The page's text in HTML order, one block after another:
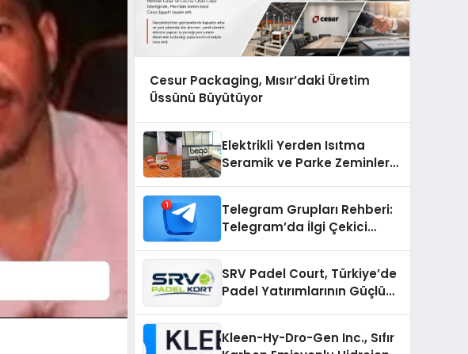
Cesur Packaging, Mısır’daki Üretim
Üssünü Büyütüyor
Elektrikli Yerden Isıtma
Seramik ve Parke Zeminler
Telegram Grupları Rehberi:
Telegram’da İlgi Çekici
SRV Padel Court, Türkiye’de
Padel Yatırımlarının Güçlü
Kleen-Hy-Dro-Gen Inc., Sıfır